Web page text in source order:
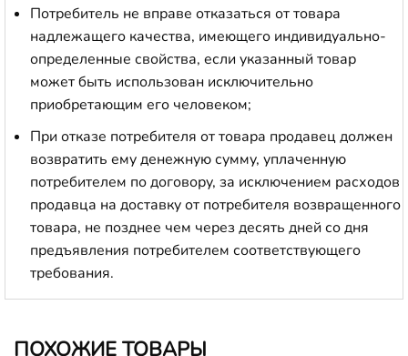
Потребитель не вправе отказаться от товара
надлежащего качества, имеющего индивидуально-
определенные свойства, если указанный товар
может быть использован исключительно
приобретающим его человеком;
При отказе потребителя от товара продавец должен
возвратить ему денежную сумму, уплаченную
потребителем по договору, за исключением расходов
продавца на доставку от потребителя возвращенного
товара, не позднее чем через десять дней со дня
предъявления потребителем соответствующего
требования.
ПОХОЖИЕ ТОВАРЫ